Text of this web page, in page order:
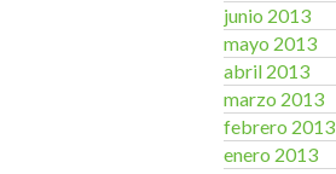
junio 2013
mayo 2013
abril 2013
marzo 2013
febrero 2013
enero 2013